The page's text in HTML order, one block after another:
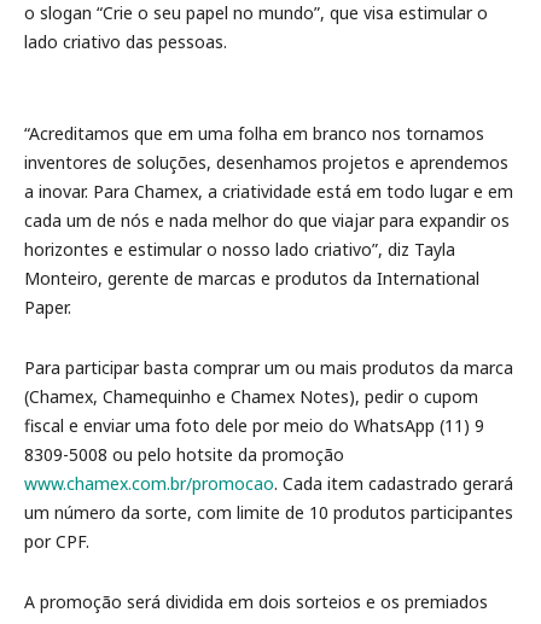
o slogan “Crie o seu papel no mundo”, que visa estimular o
lado criativo das pessoas.
“Acreditamos que em uma folha em branco nos tornamos
inventores de soluções, desenhamos projetos e aprendemos
a inovar. Para Chamex, a criatividade está em todo lugar e em
cada um de nós e nada melhor do que viajar para expandir os
horizontes e estimular o nosso lado criativo”, diz Tayla
Monteiro, gerente de marcas e produtos da International
Paper.
Para participar basta comprar um ou mais produtos da marca
(Chamex, Chamequinho e Chamex Notes), pedir o cupom
fiscal e enviar uma foto dele por meio do WhatsApp (11) 9
8309-5008 ou pelo hotsite da promoção
www.chamex.com.br/promocao. Cada item cadastrado gerará
um número da sorte, com limite de 10 produtos participantes
por CPF.
A promoção será dividida em dois sorteios e os premiados